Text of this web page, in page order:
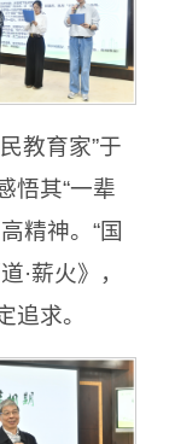
教育家”于
悟其“一辈
精神。“国
·薪火》，
追求。